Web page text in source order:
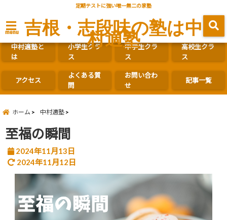
定期テストに強い唯一無二の家塾
menu 吉根・志段味の塾は中
村適塾
中村適塾と
は
小学生クラ
ス
中学生クラ
ス
高校生クラ
ス
アクセス
よくある質
問
お問い合わ
せ
記事一覧
ホーム 中村適塾
至福の瞬間
2024年11月13日
2024年11月12日